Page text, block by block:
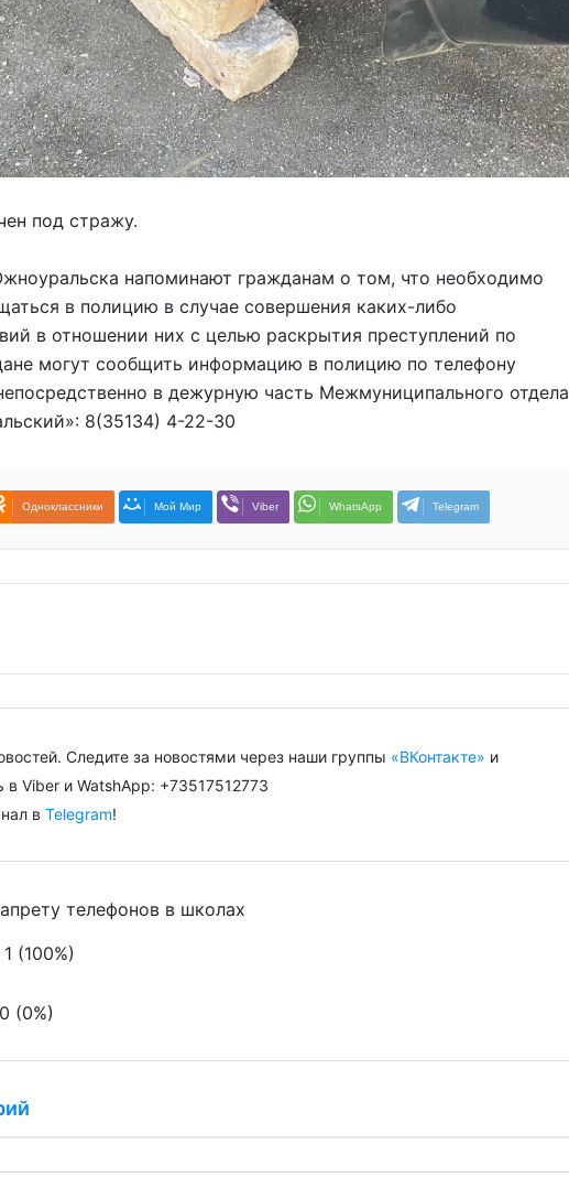
под стражу.
напоминают гражданам о том, что необходимо
в полицию в случае совершения каких-либо
в отношении них с целью раскрытия преступлений по
могут сообщить информацию в полицию по телефону
в дежурную часть Межмуниципального отдела
8(35134) 4-22-30
Одноклассники Мой Мир Viber WhatsApp Telegram
Следите за новостями через наши группы «ВКонтакте» и
в Viber и WatshApp: +73517512773
в Telegram!
телефонов в школах
1 (100%)
0 (0%)